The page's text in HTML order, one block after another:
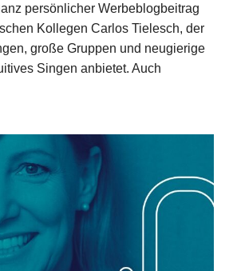
persönlicher Werbeblogbeitrag
Kollegen Carlos Tielesch, der
große Gruppen und neugierige
Singen anbietet. Auch